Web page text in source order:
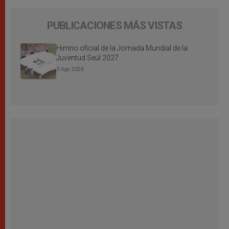
PUBLICACIONES MÁS VISTAS
Himno oficial de la Jornada Mundial de la
Juventud Seúl 2027
3 Ago 2026